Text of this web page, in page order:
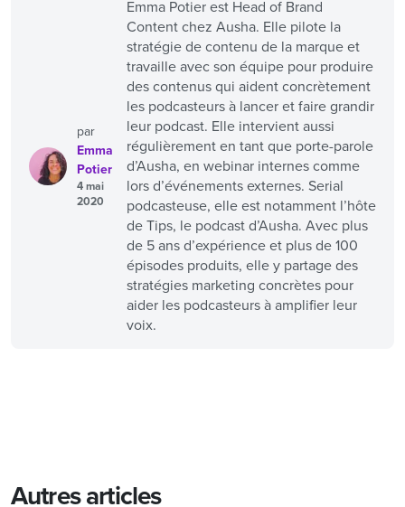
par
Emma
Potier
4 mai
2020
Emma Potier est Head of Brand
Content chez Ausha. Elle pilote la
stratégie de contenu de la marque et
travaille avec son équipe pour produire
des contenus qui aident concrètement
les podcasteurs à lancer et faire grandir
leur podcast. Elle intervient aussi
régulièrement en tant que porte-parole
d’Ausha, en webinar internes comme
lors d’événements externes. Serial
podcasteuse, elle est notamment l’hôte
de Tips, le podcast d’Ausha. Avec plus
de 5 ans d’expérience et plus de 100
épisodes produits, elle y partage des
stratégies marketing concrètes pour
aider les podcasteurs à amplifier leur
voix.
Autres articles